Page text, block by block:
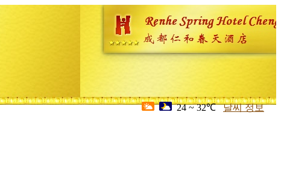
24 ~ 32℃ 날씨 정보